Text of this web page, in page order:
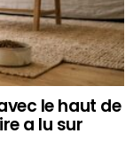
le haut de
a lu sur